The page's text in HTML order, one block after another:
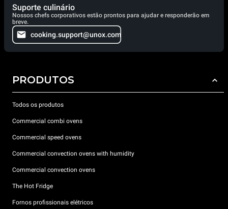
Suporte culinário
Nossos chefs corporativos estão prontos para ajudar e responderão em
breve.
cooking.support@unox.com
PRODUTOS
Todos os produtos
Commercial combi ovens
Commercial speed ovens
Commercial convection ovens with humidity
Commercial convection ovens
The Hot Fridge
Fornos profissionais elétricos